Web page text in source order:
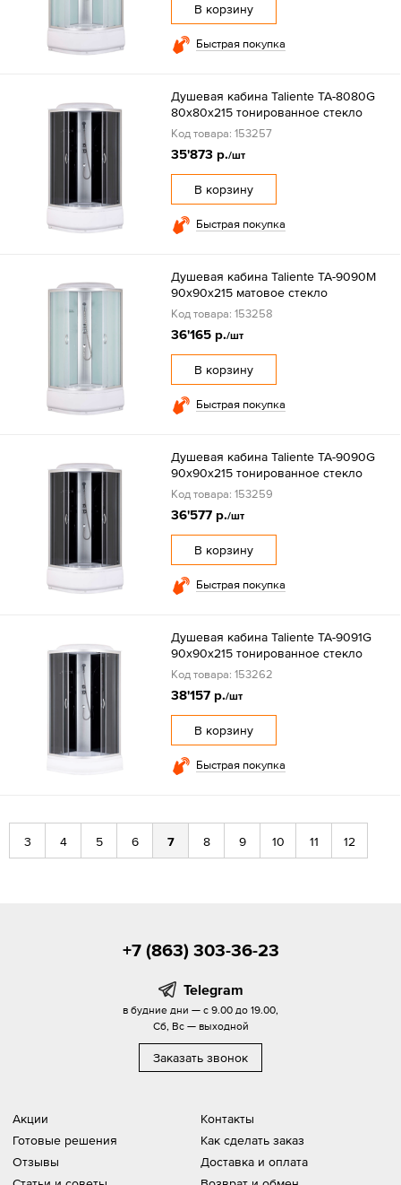
В корзину
Быстрая покупка
Душевая кабина Taliente TA-8080G
80х80х215 тонированное стекло
Код товара: 153257
35'873 р./шт
В корзину
Быстрая покупка
Душевая кабина Taliente TA-9090M
90х90х215 матовое стекло
Код товара: 153258
36'165 р./шт
В корзину
Быстрая покупка
Душевая кабина Taliente TA-9090G
90х90х215 тонированное стекло
Код товара: 153259
36'577 р./шт
В корзину
Быстрая покупка
Душевая кабина Taliente TA-9091G
90х90х215 тонированное стекло
Код товара: 153262
38'157 р./шт
В корзину
Быстрая покупка
3 4 5 6 7 8 9 10 11 12
Акции
Готовые решения
Отзывы
Контакты
Как сделать заказ
Доставка и оплата
+7 (863) 303-36-23
Telegram
в будние дни — с 9.00 до 19.00,
Сб, Вс — выходной
Заказать звонок